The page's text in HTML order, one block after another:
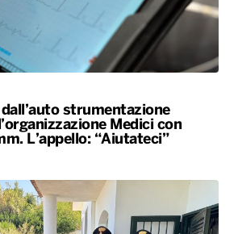
strumentazione
Medici con
L’appello: “Aiutateci”